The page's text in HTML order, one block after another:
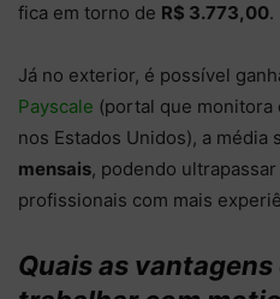
fica em torno de R$ 3.773,00.
Já no exterior, é possível
Payscale (portal que monitora
nos Estados Unidos), a média
mensais, podendo ultrapassar
profissionais com mais
Quais as